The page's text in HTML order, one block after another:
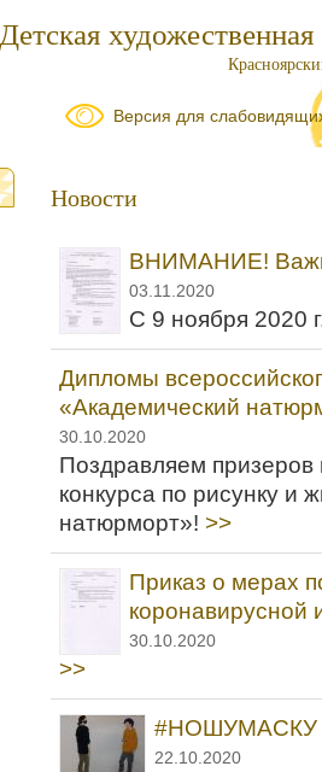
Детская
Версия для
Новости
ВНИМАНИЕ!
03.11.2020
С 9 ноября 2020
Дипломы
«Академический
30.10.2020
Поздравляем призеров
конкурса по рисунку и
натюрморт»! >>
Приказ о мерах
коронавирусной
30.10.2020
>>
#НОШУМАСКУ
22.10.2020